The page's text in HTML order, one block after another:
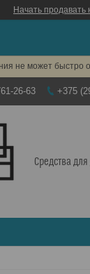
Начать продавать
не может быстро
26-63 +375
Средства